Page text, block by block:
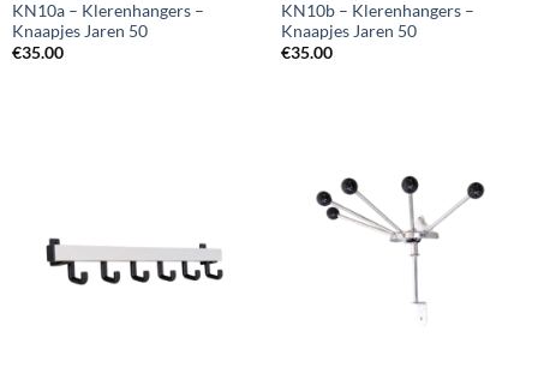
KN10a – Klerenhangers –
Knaapjes Jaren 50
€35.00
KN10b – Klerenhangers –
Knaapjes Jaren 50
€35.00